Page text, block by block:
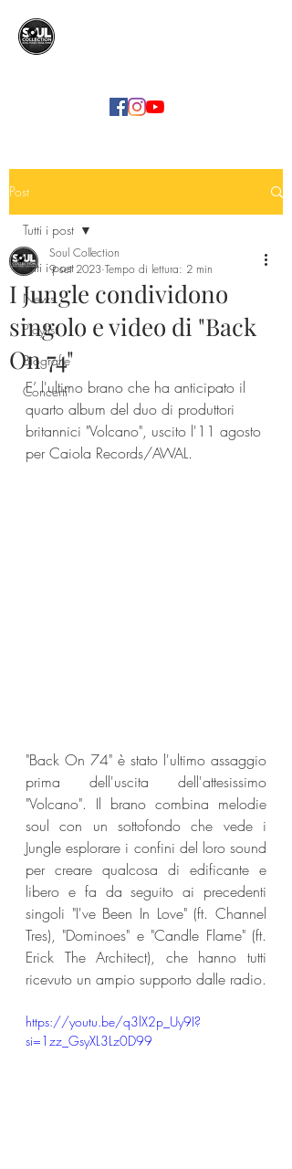
Post
Tutti i post
News
Playlist
Biografie
Concerti
Tutti i post
I Jungle condividono
singolo e video di "Back
On 74"
Soul Collection
9 set 2023 Tempo di lettura: 2 min
E’ l'ultimo brano che ha anticipato il
quarto album del duo di produttori
britannici "Volcano", uscito l'11 agosto
per Caiola Records/AWAL.
"Back On 74" è stato l'ultimo assaggio
prima dell'uscita dell'attesissimo
"Volcano". Il brano combina melodie
soul con un sottofondo che vede i
Jungle esplorare i confini del loro sound
per creare qualcosa di edificante e
libero e fa da seguito ai precedenti
singoli "I've Been In Love" (ft. Channel
Tres), "Dominoes" e "Candle Flame" (ft.
Erick The Architect), che hanno tutti
ricevuto un ampio supporto dalle radio.
https://youtu.be/q3lX2p_Uy9I?
si=1zz_GsyXL3Lz0D99